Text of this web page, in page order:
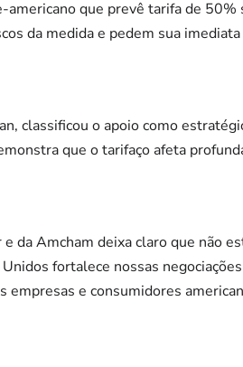
que prevê tarifa de
da medida e pedem sua
classificou o apoio como
que o tarifaço afeta
da Amcham deixa claro que não
fortalece nossas
empresas e consumidores